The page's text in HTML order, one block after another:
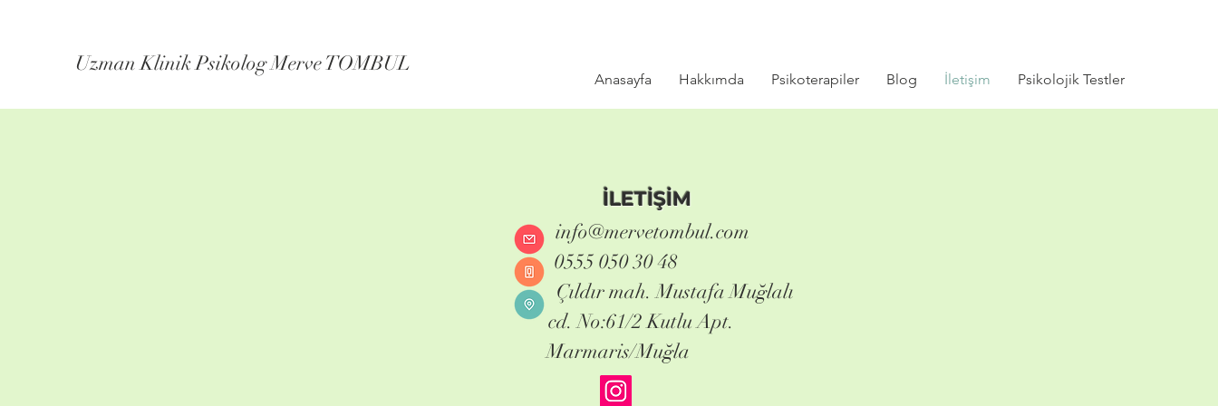
Uzman Klinik Psikolog Merve TOMBUL
Anasayfa Hakkımda Psikoterapiler Blog İletişim Psikolojik Testler
İLETİŞİM
info@mervetombul.com
0555 050 30 48
Çıldır mah. Mustafa Muğlalı
cd. No:61/2 Kutlu Apt.
Marmaris/Muğla